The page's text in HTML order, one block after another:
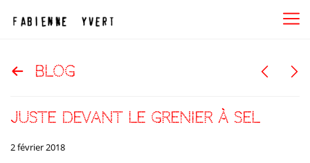
blog
juste devant le grenier à sel
2 février 2018